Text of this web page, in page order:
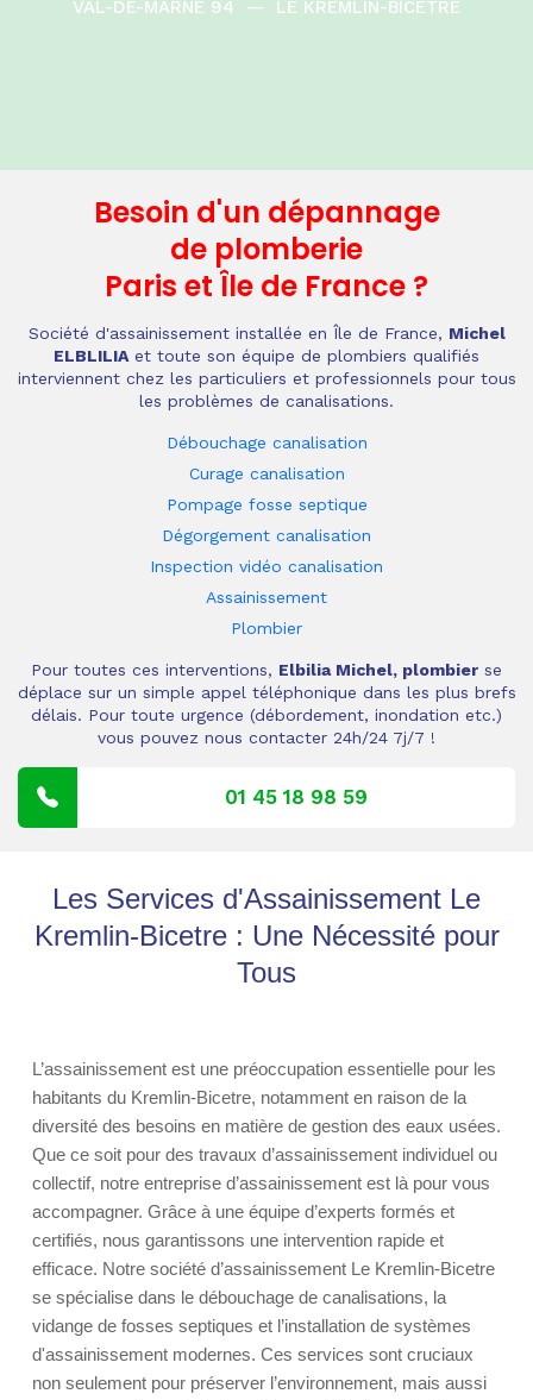
VAL-DE-MARNE 94
— LE KREMLIN-BICETRE
Besoin d'un dépannage
de plomberie
Paris et Île de France ?
Société d'assainissement installée en Île de France, Michel
ELBLILIA et toute son équipe de plombiers qualifiés
interviennent chez les particuliers et professionnels pour tous
les problèmes de canalisations.
Débouchage canalisation
Curage canalisation
Pompage fosse septique
Dégorgement canalisation
Inspection vidéo canalisation
Assainissement
Plombier
Pour toutes ces interventions, Elbilia Michel, plombier se
déplace sur un simple appel téléphonique dans les plus brefs
délais. Pour toute urgence (débordement, inondation etc.)
vous pouvez nous contacter 24h/24 7j/7 !
01 45 18 98 59
Les Services d'Assainissement Le
Kremlin-Bicetre : Une Nécessité pour
Tous
L’assainissement est une préoccupation essentielle pour les
habitants du Kremlin-Bicetre, notamment en raison de la
diversité des besoins en matière de gestion des eaux usées.
Que ce soit pour des travaux d’assainissement individuel ou
collectif, notre entreprise d’assainissement est là pour vous
accompagner. Grâce à une équipe d’experts formés et
certifiés, nous garantissons une intervention rapide et
efficace. Notre société d’assainissement Le Kremlin-Bicetre
se spécialise dans le débouchage de canalisations, la
vidange de fosses septiques et l’installation de systèmes
d'assainissement modernes. Ces services sont cruciaux
non seulement pour préserver l’environnement, mais aussi